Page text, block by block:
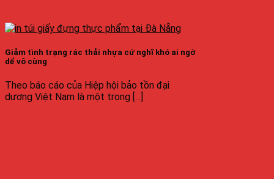
Giảm tình trạng rác thải nhựa cứ nghĩ khó ai ngờ
dể vô cùng
Theo báo cáo của Hiệp hội bảo tồn đại
dương Việt Nam là một trong [...]